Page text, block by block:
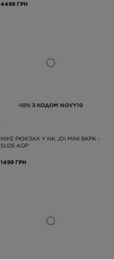
4499 ГРН
-10% З КОДОМ NOVY10
NIKE РЮКЗАК Y NK JDI MINI BKPK -
SU26 AOP
1499 ГРН